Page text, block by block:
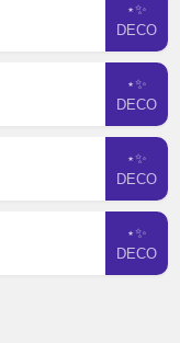
⋆✨
DECO
⋆✨
DECO
⋆✨
DECO
⋆✨
DECO